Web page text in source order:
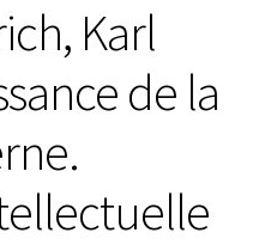
Karl
de la